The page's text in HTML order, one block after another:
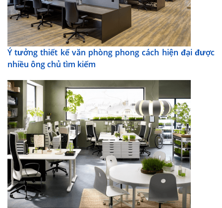
Ý tưởng thiết kế văn phòng phong cách hiện đại được
nhiều ông chủ tìm kiếm